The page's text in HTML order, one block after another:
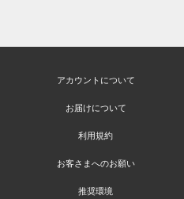
アカウントについて
お届けについて
利用規約
お客さまへのお願い
推奨環境